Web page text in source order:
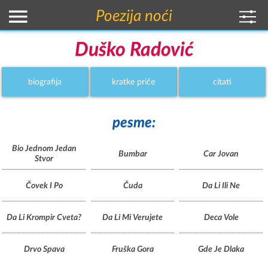
Poezija noći
Duško Radović
biografija kratke priče citati
pesme:
Bio Jednom Jedan
Stvor
Bumbar Car Jovan
Čovek I Po Čuda Da Li Ili Ne
Da Li Krompir Cveta? Da Li Mi Verujete Deca Vole
Drvo Spava Fruška Gora Gde Je Dlaka